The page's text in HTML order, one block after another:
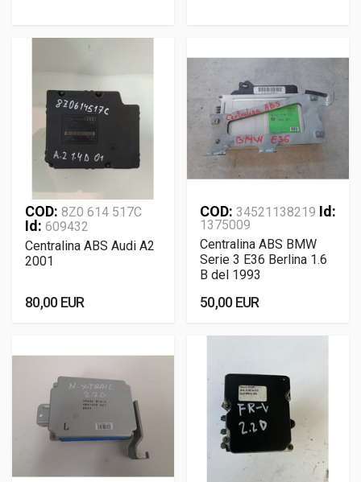
COD: 8Z0 614 517C
Id: 609432
Centralina ABS Audi A2
2001
80,00 EUR
COD: 34521138219 Id:
1375009
Centralina ABS BMW
Serie 3 E36 Berlina 1.6
B del 1993
50,00 EUR